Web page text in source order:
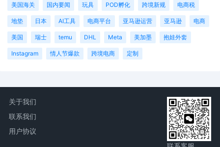
美国海关 国内要闻 玩具 POD孵化 跨境新规 电商税
地垫 日本 AI工具 电商平台 亚马逊运营 亚马逊 电商
美国 瑞士 temu DHL Meta 美加墨 抱娃外套
Instagram 情人节爆款 跨境电商 定制
关于我们
联系我们
用户协议